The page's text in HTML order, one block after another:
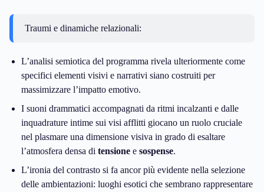
Traumi e dinamiche relazionali:
L’analisi semiotica del programma rivela ulteriormente come
specifici elementi visivi e narrativi siano costruiti per
massimizzare l’impatto emotivo.
I suoni drammatici accompagnati da ritmi incalzanti e dalle
inquadrature intime sui visi afflitti giocano un ruolo cruciale
nel plasmare una dimensione visiva in grado di esaltare
l’atmosfera densa di tensione e sospense.
L’ironia del contrasto si fa ancor più evidente nella selezione
delle ambientazioni: luoghi esotici che sembrano rappresentare